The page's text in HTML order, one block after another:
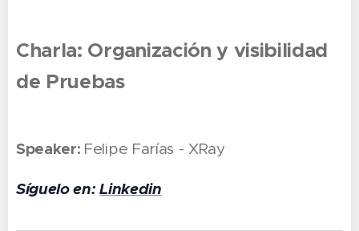
Charla: Organización y visibilidad
de Pruebas
Speaker: Felipe Farías - XRay
Síguelo en:Linkedin